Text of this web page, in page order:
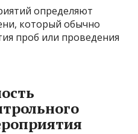
определяют
который обычно
проб или проведения